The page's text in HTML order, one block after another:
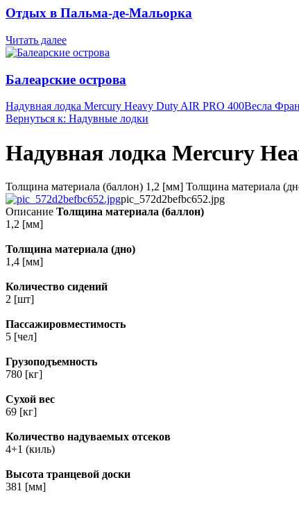
Отдых в Пальма-де-Мальорка
Читать далее
Балеарские острова
Надувная лодка Mercury Heavy Duty AIR PRO 400Весла
Вернуться к: Надувные лодки
Надувная лодка Mercury
Толщина материала (баллон) 1,2 [мм] Толщина материала
pic_572d2befbc652.jpg
Описание Толщина материала (баллон)
1,2 [мм]
Толщина материала (дно)
1,4 [мм]
Количество сидений
2 [шт]
Пассажировместимость
5 [чел]
Грузоподъемность
780 [кг]
Сухой вес
69 [кг]
Количество надуваемых отсеков
4+1 (киль)
Высота транцевой доски
381 [мм]